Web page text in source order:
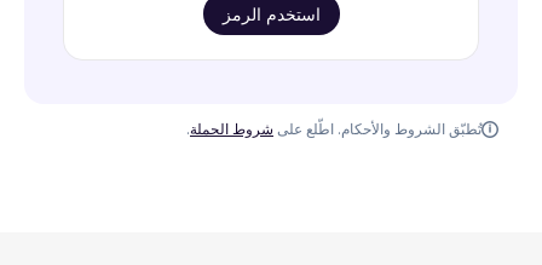
استخدم الرمز
تُطبّق الشروط والأحكام. اطّلع على شروط الحملة.